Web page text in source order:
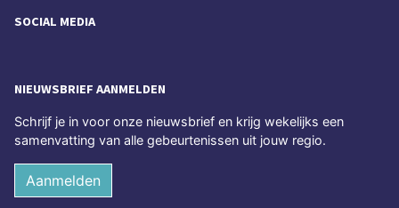
SOCIAL MEDIA
NIEUWSBRIEF AANMELDEN
Schrijf je in voor onze nieuwsbrief en krijg wekelijks een
samenvatting van alle gebeurtenissen uit jouw regio.
Aanmelden